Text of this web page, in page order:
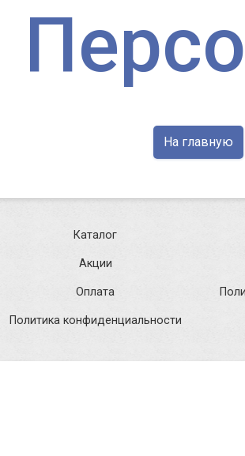
На главную
Каталог
Акции
Оплата
Политика конфиденциальности